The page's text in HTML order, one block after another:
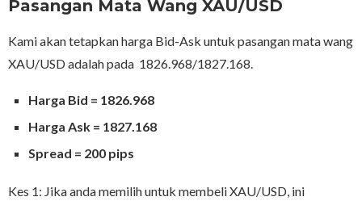
Pasangan Mata Wang XAU/USD
Kami akan tetapkan harga Bid-Ask untuk pasangan mata wang
XAU/USD adalah pada 1826.968/1827.168.
Harga Bid = 1826.968
Harga Ask = 1827.168
Spread = 200 pips
Kes 1: Jika anda memilih untuk membeli XAU/USD, ini